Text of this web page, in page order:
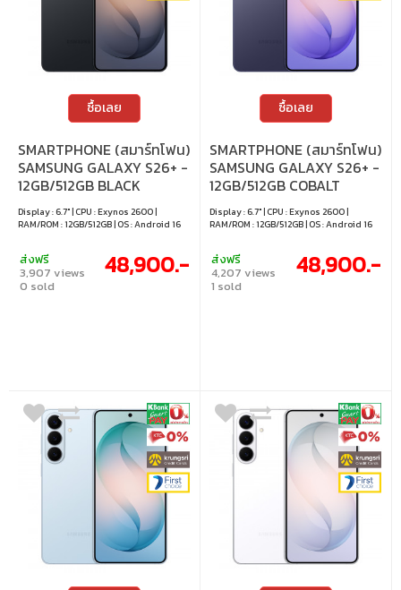
ซื้อเลย
SMARTPHONE (สมาร์ทโฟน)
SAMSUNG GALAXY S26+ -
12GB/512GB BLACK
Display : 6.7" | CPU : Exynos 2600 |
RAM/ROM : 12GB/512GB | OS : Android 16
ส่งฟรี
3,907 views
0 sold
48,900.-
ซื้อเลย
SMARTPHONE (สมาร์ทโฟน)
SAMSUNG GALAXY S26+ -
12GB/512GB COBALT
VIOLET
Display : 6.7" | CPU : Exynos 2600 |
RAM/ROM : 12GB/512GB | OS : Android 16
ส่งฟรี
4,207 views
1 sold
48,900.-